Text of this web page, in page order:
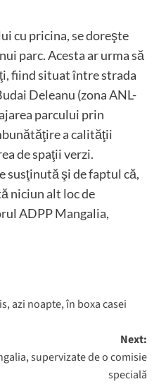
cu pricina, se doreşte
parc. Acesta ar urma să
fiind situat între strada
Deleanu (zona ANL-
parcului prin
a calităţii
de spaţii verzi.
susţinută şi de faptul că,
niciun alt loc de
ADPP Mangalia,
azi noapte, în boxa casei
Next:
supervizate de o comisie
specială